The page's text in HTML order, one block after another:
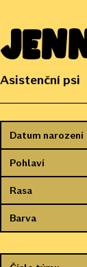
Asistenční psi
Datum narození
Pohlaví
Rasa
Barva